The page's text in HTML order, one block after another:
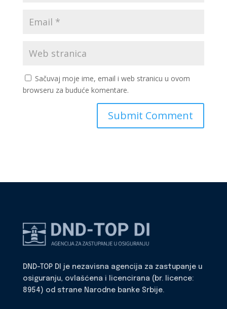
Sačuvaj moje ime, email i web stranicu u ovom
browseru za buduće komentare.
DND-TOP DI je nezavisna agencija za zastupanje u
osiguranju, ovlašćena i licencirana (br. licence:
8954) od strane Narodne banke Srbije.